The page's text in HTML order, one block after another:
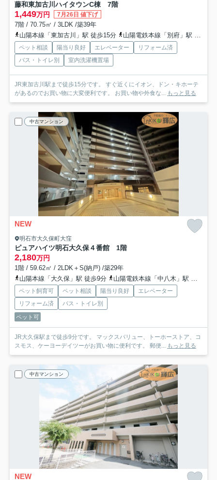
藤和東加古川ハイタウンC棟 7階
1,449万円 7月26日 値下げ
7階 / 70.75㎡ / 3LDK /築39年
山陽本線「東加古川」駅 徒歩15分
山陽電鉄本線「別府」駅 徒歩40分
ペット相談 陽当り良好 エレベーター
リフォーム済
バス・トイレ別
室内洗濯機置場
JR東加古川駅まで徒歩15分です。 すぐ近くにイオン、ドン・キホーテ
があるのでお買い物に大変便利です。 お買い物や外食な... もっと見る
中古マンション
NEW
明石市大久保町大窪
ピュアハイツ明石大久保４番館 1階
2,180万円
1階 / 59.62㎡ / 2LDK＋S(納戸) /築29年
山陽本線「大久保」駅 徒歩9分
山陽電鉄本線「中八木」駅 徒歩24分
ペット飼育可 ペット相談 陽当り良好
エレベーター
リフォーム済
バス・トイレ別
ペット可
JR大久保駅まで徒歩9分です。 マックスバリュー、トーホーストア、コ
スモス、ケーヨーデイツーがお買い物に便利です。 郵便... もっと見る
中古マンション
NEW